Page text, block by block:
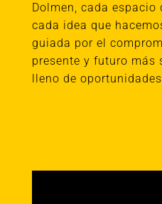
Dolmen, cada
cada idea que
guiada por el
presente y futuro más
lleno de